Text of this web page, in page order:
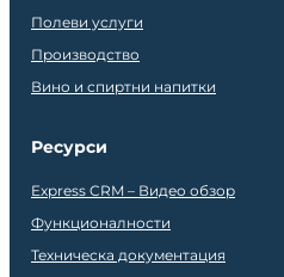
Полеви услуги
Производство
Вино и спиртни напитки
Ресурси
Express CRM – Видео обзор
Функционалности
Техническа документация